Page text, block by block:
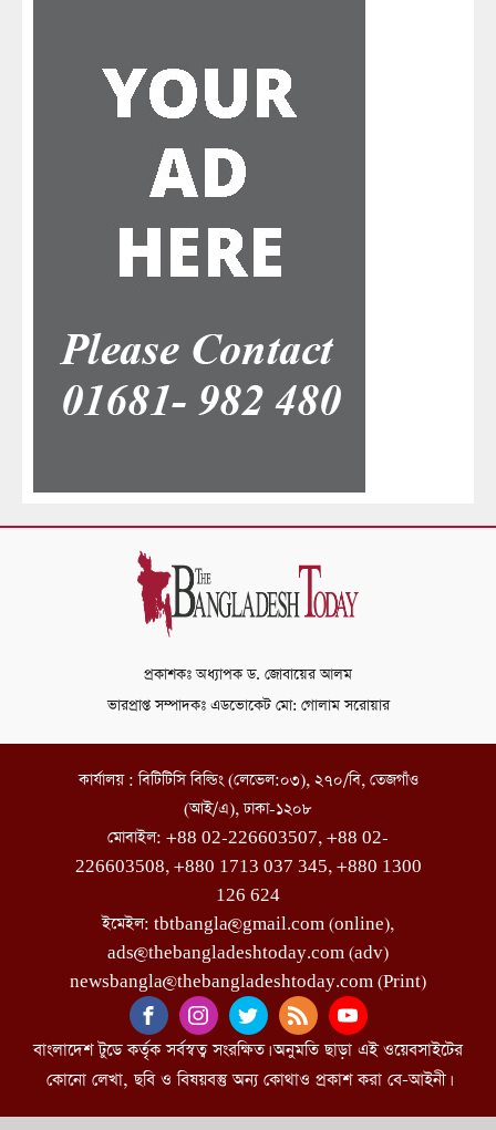
প্রকাশকঃ অধ্যাপক ড. জোবায়ের আলম
ভারপ্রাপ্ত সম্পাদকঃ এডভোকেট মো: গোলাম সরোয়ার
কার্যালয় : বিটিটিসি বিল্ডিং (লেভেল:০৩), ২৭০/বি, তেজগাঁও
(আই/এ), ঢাকা-১২০৮
মোবাইল: +88 02-226603507, +88 02-
226603508, +880 1713 037 345, +880 1300
126 624
ইমেইল: tbtbangla@gmail.com (online),
ads@thebangladeshtoday.com (adv)
newsbangla@thebangladeshtoday.com (Print)
বাংলাদেশ টুডে কর্তৃক সর্বস্বত্ব সংরক্ষিত। অনুমতি ছাড়া এই ওয়েবসাইটের
কোনো লেখা, ছবি ও বিষয়বস্তু অন্য কোথাও প্রকাশ করা বে-আইনী।